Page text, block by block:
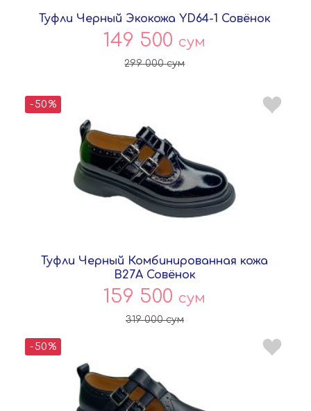
Туфли Черный Экокожа YD64-1 Совёнок
149 500 сум
299 000сум
-50%
Туфли Черный Комбинированная кожа
B27A Совёнок
159 500 сум
319 000сум
-50%